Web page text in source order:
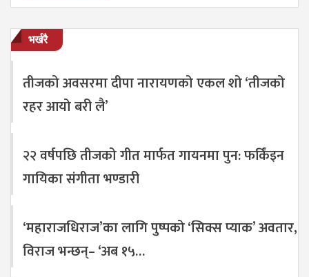
भर्खरै
तीजको अवसरमा दीपा नारायणको एकल शो ‘तीजको
रहर आयो बरी लै’
२२ वर्षपछि तीजको गीत मार्फत गायनमा पुन: फर्किंइन
गायिका संगीता भण्डारी
‘महाराजधिराज’का लागि पुष्पको ‘सिक्स प्याक’ अवतार,
विराज भन्छन्– ‘अब १५…